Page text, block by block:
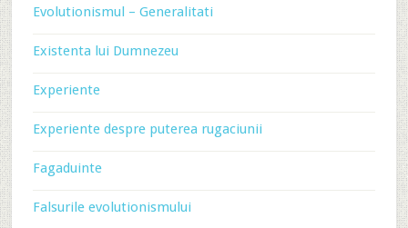
Evolutionismul – Generalitati
Existenta lui Dumnezeu
Experiente
Experiente despre puterea rugaciunii
Fagaduinte
Falsurile evolutionismului